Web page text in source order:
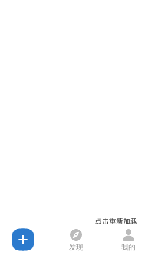
点击重新加载
发现 我的